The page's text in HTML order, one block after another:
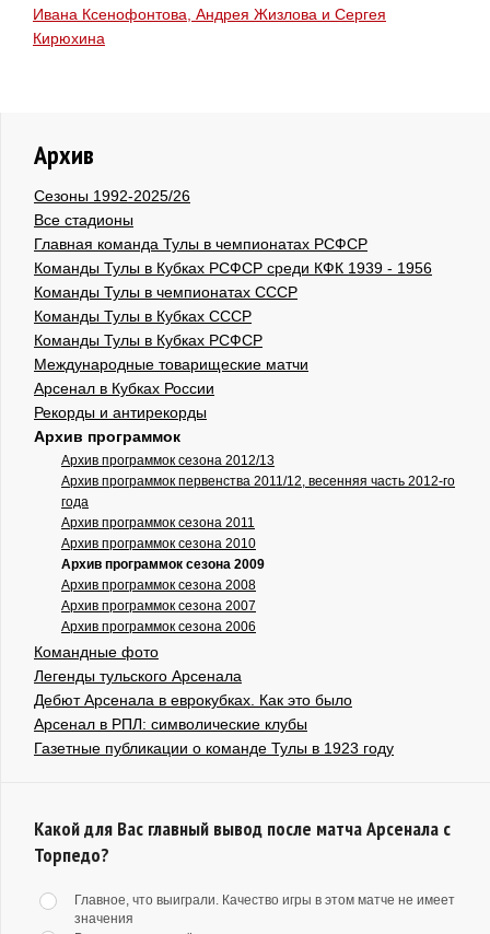
Ивана Ксенофонтова, Андрея Жизлова и Сергея
Кирюхина
Архив
Сезоны 1992-2025/26
Все стадионы
Главная команда Тулы в чемпионатах РСФСР
Команды Тулы в Кубках РСФСР среди КФК 1939 - 1956
Команды Тулы в чемпионатах СССР
Команды Тулы в Кубках СССР
Команды Тулы в Кубках РСФСР
Международные товарищеские матчи
Арсенал в Кубках России
Рекорды и антирекорды
Архив программок
Архив программок сезона 2012/13
Архив программок первенства 2011/12, весенняя часть 2012-го
года
Архив программок сезона 2011
Архив программок сезона 2010
Архив программок сезона 2009
Архив программок сезона 2008
Архив программок сезона 2007
Архив программок сезона 2006
Командные фото
Легенды тульского Арсенала
Дебют Арсенала в еврокубках. Как это было
Арсенал в РПЛ: символические клубы
Газетные публикации о команде Тулы в 1923 году
Какой для Вас главный вывод после матча Арсенала с
Торпедо?
Главное, что выиграли. Качество игры в этом матче не имеет
значения